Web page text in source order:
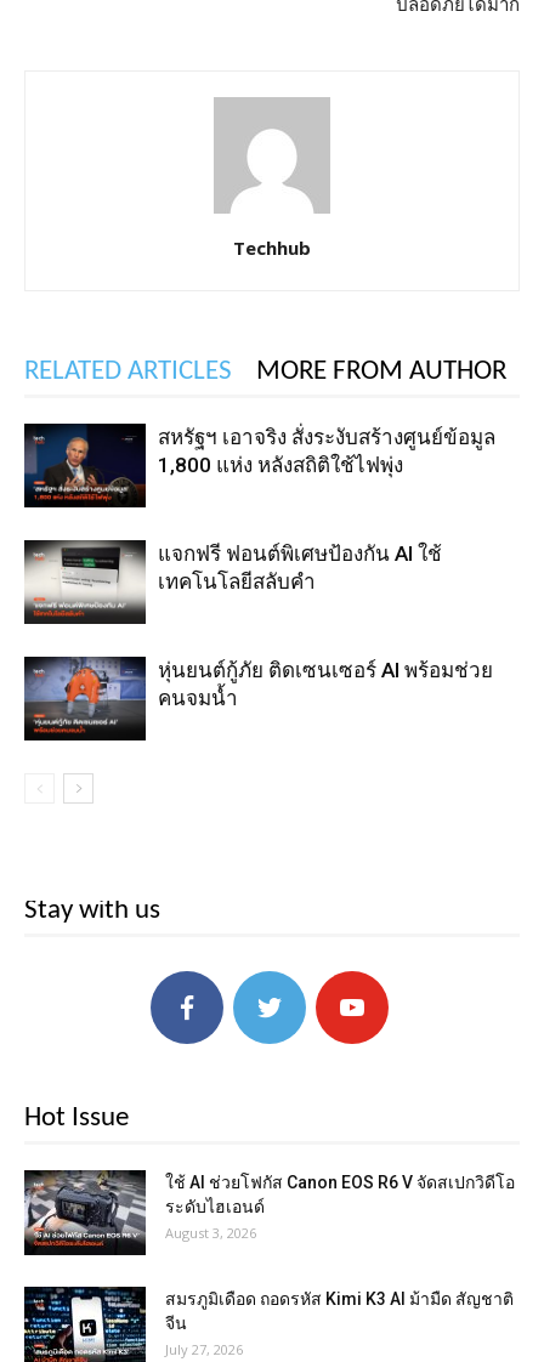
ปลอดภัยได้มาก
Techhub
RELATED ARTICLES MORE FROM AUTHOR
สหรัฐฯ เอาจริง สั่งระงับสร้างศูนย์ข้อมูล
1,800 แห่ง หลังสถิติใช้ไฟพุ่ง
แจกฟรี ฟอนต์พิเศษป้องกัน AI ใช้
เทคโนโลยีสลับคำ
หุ่นยนต์กู้ภัย ติดเซนเซอร์ AI พร้อมช่วย
คนจมน้ำ
Stay with us
Hot Issue
ใช้ AI ช่วยโฟกัส Canon EOS R6 V จัดสเปกวิดีโอ
ระดับไฮเอนด์
August 3, 2026
สมรภูมิเดือด ถอดรหัส Kimi K3 AI ม้ามืด สัญชาติ
จีน
July 27, 2026